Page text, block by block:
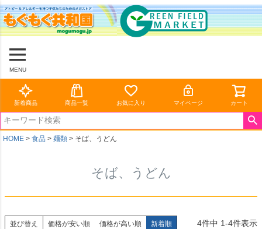
MENU
新着商品 商品一覧 お気に入り マイページ カート
HOME 食品 麺類 そば、うどん
そば、うどん
並び替え 価格が安い順 価格が高い順 新着順 4件中 1-4件表示